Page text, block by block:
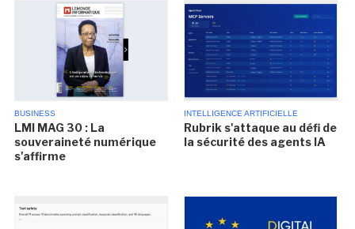
BUSINESS
LMI MAG 30 : La
souveraineté numérique
s'affirme
INTELLIGENCE ARTIFICIELLE
Rubrik s'attaque au défi de
la sécurité des agents IA